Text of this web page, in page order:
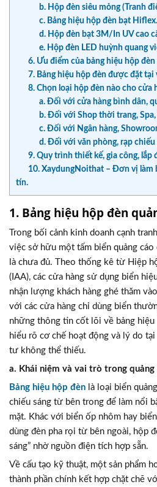
b. Hộp đèn siêu mỏng (Tranh
c. Bảng hiệu hộp đèn bạt Hiflex.
d. Hộp đèn bạt 3M/In UV cao
e. Hộp đèn LED huỳnh quang
6. Ưu điểm của bảng hiệu hộp đèn
7. Bảng hiệu hộp đèn được đặt tại
8. Chọn loại hộp đèn nào cho cửa
a. Đối với cửa hàng bình dân,
b. Đối với Shop thời trang,
c. Đối với Ngân hàng,
d. Đối với văn phòng, rạp chiếu
9. Quy trình thiết kế, gia công, lắp
10. XaydungNoithat – Đơn vị làm
tín.
1. Bảng hiệu hộp đèn
Trong bối cảnh kinh doanh cạnh
việc sở hữu một tấm biển quảng cáo
là chưa đủ. Theo thống kê từ Hiệp
(IAA), các cửa hàng sử dụng biển
nhận lượng khách hàng ghé thăm
với các cửa hàng chỉ dùng biển
những thông tin cốt lõi về bảng hiệu
hiểu rõ cơ chế hoạt động và lý do tại
tư không thể thiếu.
a. Khái niệm và vai trò trong quảng
Bảng hiệu hộp đèn là loại biển
chiếu sáng từ bên trong để làm nổi
mặt. Khác với biển ốp nhôm hay
dùng đèn pha rọi từ bên ngoài, hộp
sáng” nhờ nguồn điện tích hợp sẵn.
Về cấu tạo kỹ thuật, một sản phẩm
thành phần chính kết hợp chặt chẽ